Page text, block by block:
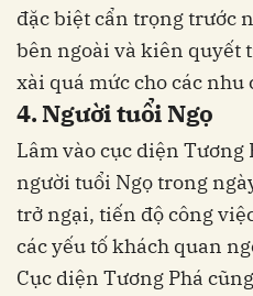
đặc biệt cẩn trọng trước
bên ngoài và kiên quyết
xài quá mức cho các nhu
4. Người tuổi Ngọ
Lâm vào cục diện Tương
người tuổi Ngọ trong
trở ngại, tiến độ công
các yếu tố khách quan
Cục diện Tương Phá